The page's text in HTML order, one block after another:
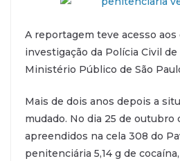
A reportagem teve acesso
investigação da Polícia Civil de
Ministério Público de São
Mais de dois anos depois a
mudado. No dia 25 de outubro
apreendidos na cela 308 do
penitenciária 5,14 g de